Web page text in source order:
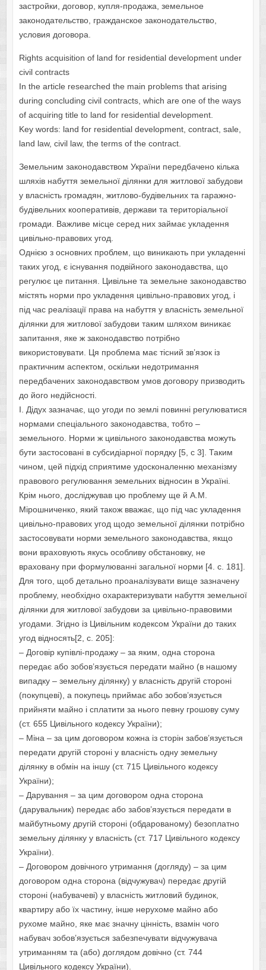
застройки, договор, купля-продажа, земельное
законодательство, гражданское законодательство,
условия договора.
Rights acquisition of land for residential development under
civil contracts
In the article researched the main problems that arising
during concluding civil contracts, which are one of the ways
of acquiring title to land for residential development.
Key words: land for residential development, contract, sale,
land law, civil law, the terms of the contract.
Земельним законодавством України передбачено кілька
шляхів набуття земельної ділянки для житлової забудови
у власність громадян, житлово-будівельних та гаражно-
будівельних кооперативів, держави та територіальної
громади. Важливе місце серед них займає укладення
цивільно-правових угод.
Однією з основних проблем, що виникають при укладенні
таких угод, є існування подвійного законодавства, що
регулює це питання. Цивільне та земельне законодавство
містять норми про укладення цивільно-правових угод, і
під час реалізації права на набуття у власність земельної
ділянки для житлової забудови таким шляхом виникає
запитання, яке ж законодавство потрібно
використовувати. Ця проблема має тісний зв’язок із
практичним аспектом, оскільки недотримання
передбачених законодавством умов договору призводить
до його недійсності.
І. Дідух зазначає, що угоди по землі повинні регулюватися
нормами спеціального законодавства, тобто –
земельного. Норми ж цивільного законодавства можуть
бути застосовані в субсидіарної порядку [5, с 3]. Таким
чином, цей підхід сприятиме удосконаленню механізму
правового регулювання земельних відносин в Україні.
Крім нього, досліджував цю проблему ще й А.М.
Мірошниченко, який також вважає, що під час укладення
цивільно-правових угод щодо земельної ділянки потрібно
застосовувати норми земельного законодавства, якщо
вони враховують якусь особливу обстановку, не
враховану при формулюванні загальної норми [4. с. 181].
Для того, щоб детально проаналізувати вище зазначену
проблему, необхідно охарактеризувати набуття земельної
ділянки для житлової забудови за цивільно-правовими
угодами. Згідно із Цивільним кодексом України до таких
угод відносять[2, с. 205]:
– Договір купівлі-продажу – за яким, одна сторона
передає або зобов’язується передати майно (в нашому
випадку – земельну ділянку) у власність другій стороні
(покупцеві), а покупець приймає або зобов’язується
прийняти майно і сплатити за нього певну грошову суму
(ст. 655 Цивільного кодексу України);
– Міна – за цим договором кожна із сторін забов’язується
передати другій стороні у власність одну земельну
ділянку в обмін на іншу (ст. 715 Цивільного кодексу
України);
– Дарування – за цим договором одна сторона
(дарувальник) передає або забов’язується передати в
майбутньому другій стороні (обдарованому) безоплатно
земельну ділянку у власність (ст. 717 Цивільного кодексу
України).
– Договором довічного утримання (догляду) – за цим
договором одна сторона (відчужувач) передає другій
стороні (набувачеві) у власність житловий будинок,
квартиру або їх частину, інше нерухоме майно або
рухоме майно, яке має значну цінність, взамін чого
набувач зобов’язується забезпечувати відчужувача
утриманням та (або) доглядом довічно (ст. 744
Цивільного кодексу України).